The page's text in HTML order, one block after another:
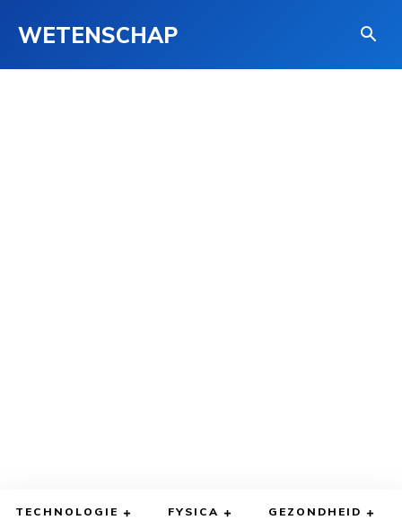
WETENSCHAP
TECHNOLOGIE FYSICA GEZONDHEID